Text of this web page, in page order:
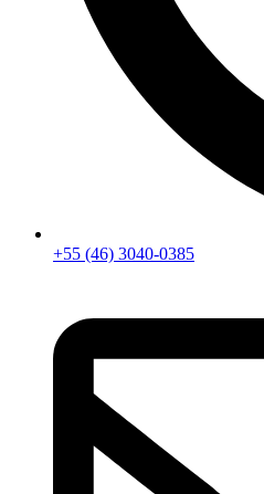
+55 (46) 3040-0385